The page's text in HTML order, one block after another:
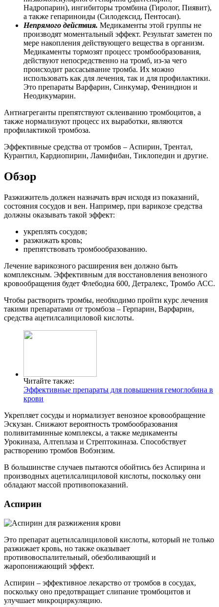
Надропарин), ингибиторы тромбина (Гиролог, Пиявит),
а также гепариноиды (Силодексид, Пентосан).
Непрямого действия. Медикаменты этой группы не
производят моментальный эффект. Результат заметен по
мере накопления действующего вещества в организм.
Медикаменты тормозят процесс тромбообразования,
действуют непосредственно на тромб, из-за чего
происходит рассасывание тромба. Их можно
использовать как для лечения, так и для профилактики.
Это препараты Варфарин, Синкумар, Фениндион и
Неодикумарин.
Антиагреганты препятствуют склеиванию тромбоцитов, а
также нормализуют процесс их выработки, являются
профилактикой тромбоза.
Эффективные средства от тромбов – Аспирин, Трентал,
Курантил, Кардиопирин, Ламифибан, Тиклопедин и другие.
Обзор
Разжижитель должен назначать врач исходя из показаний,
состояния сосудов и вен. Например, при варикозе средства
должны оказывать такой эффект:
укреплять сосудов;
разжижать кровь;
препятствовать тромбообразованию.
Лечение варикозного расширения вен должно быть
комплексным. Эффективным для восстановления венозного
кровообращения будет Флебодиа 600, Детралекс, Тромбо АСС.
Чтобы растворить тромбы, необходимо пройти курс лечения
такими препаратами от тромбоза – Герпарин, Варфарин,
средства ацетилсалициловой кислоты.
Читайте также:
Эффективные препараты для повышения гемоглобина в
крови
Укрепляет сосуды и нормализует венозное кровообращение
Эскузан. Снижают вероятность тромбообразования
поливитаминные комплексы, а также медикаменты
Урокиназа, Алтеплаза и Стрептокиназа. Способствует
растворению тромбов Вобэнзим.
В большинстве случаев пытаются обойтись без Аспирина и
производных ацетилсалициловой кислоты, поскольку они
обладают массой противопоказаний.
Аспирин
Это препарат ацетилсалициловой кислоты, который не только
разжижает кровь, но также оказывает
противовоспалительный, обезболивающий и
жаропонижающий эффект.
Аспирин – эффективное лекарство от тромбов в сосудах,
поскольку оно предотвращает слипание тромбоцитов и
улучшает микроциркуляцию.